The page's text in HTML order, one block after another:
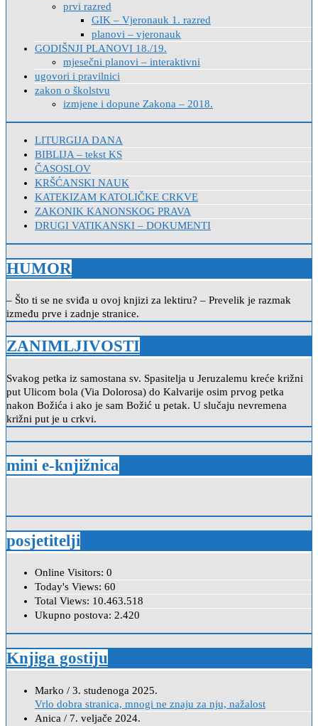
prvi razred
GIK – Vjeronauk 1. razred
planovi – vjeronauk
GODIŠNJI PLANOVI 18./19.
mjesečni planovi – interaktivni
ugovori i pravilnici
zakon o školstvu
izmjene i dopune Zakona – 2018.
LITURGIJA DANA
BIBLIJA – tekst KS
ČASOSLOV
KRŠĆANSKI NAUK
KATEKIZAM KATOLIČKE CRKVE
ZAKONIK KANONSKOG PRAVA
DRUGI VATIKANSKI – DOKUMENTI
HUMOR
– Što ti se ne sviđa u ovoj knjizi za lektiru? – Prevelik je razmak
između prve i zadnje stranice.
ZANIMLJIVOSTI
Svakog petka iz samostana sv. Spasitelja u Jeruzalemu kreće križni
put Ulicom bola (Via Dolorosa) do Kalvarije osim prvog petka
nakon Božića i ako je sam Božić u petak. U slučaju nevremena
križni put je u crkvi.
mini e-knjižnica
posjetitelji
Online Visitors: 0
Today's Views: 60
Total Views: 10.463.518
Ukupno postova: 2.420
Knjiga gostiju
Marko / 3. studenoga 2025.
Vrlo dobra stranica, mnogi ne znaju za nju, nažalost
Anica / 7. veljače 2024.